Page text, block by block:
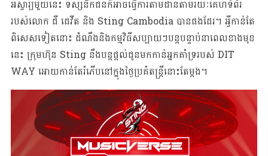
អស្ចារ្យមួយនេះ ទស្សនិកជនក៏អាចធ្វើការតាមដានតាមរយៈគេហទំព័រ
របស់លោក ជី ដេវីត និង Sting Cambodia​​​ បានផងដែរ។ អ្វីកាន់តែ
ពិសេសទៀតនោះ ដំណឹងនិងកម្មវិធីសប្បាយៗបន្តបន្ទាប់នាពេលខាងមុខ
នេះ ក្រុមហ៊ុន Sting នឹងបន្តផ្តល់ជូនមកកាន់អ្នកគាំទ្ររបស់ DIT
WAY អោយកាន់តែរំភើបនៅក្នុងថ្ងៃប្រគំតន្រ្តីនោះតែម្តង។